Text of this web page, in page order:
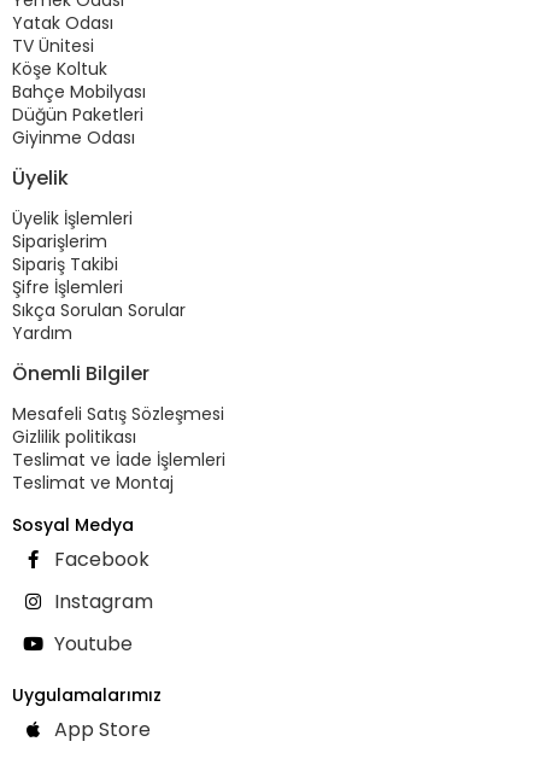
Yatak Odası
TV Ünitesi
Köşe Koltuk
Bahçe Mobilyası
Düğün Paketleri
Giyinme Odası
Üyelik
Üyelik İşlemleri
Siparişlerim
Sipariş Takibi
Şifre İşlemleri
Sıkça Sorulan Sorular
Yardım
Önemli Bilgiler
Mesafeli Satış Sözleşmesi
Gizlilik politikası
Teslimat ve İade İşlemleri
Teslimat ve Montaj
Sosyal Medya
Facebook
Instagram
Youtube
Uygulamalarımız
App Store